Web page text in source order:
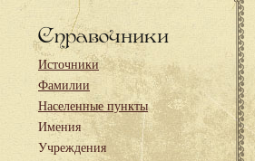
Справочники
Источники
Фамилии
Населенные пункты
Имения
Учреждения